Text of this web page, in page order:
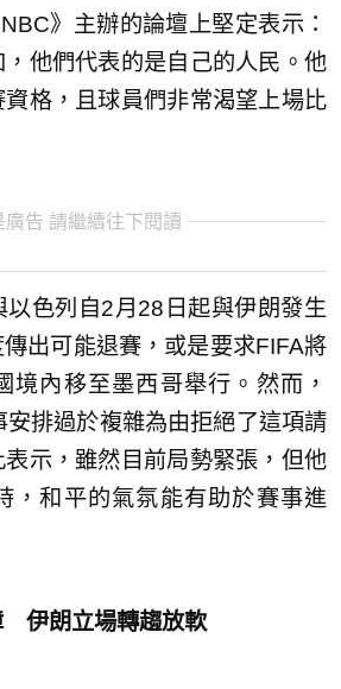
》主辦的論壇上堅定表示：
，他們代表的是自己的人民。他
格，且球員們非常渴望上場比
廣告 請繼續往下閱讀
以色列自2月28日起與伊朗發生
出可能退賽，或是要求FIFA將
境內移至墨西哥舉行。然而，
安排過於複雜為由拒絕了這項請
示，雖然目前局勢緊張，但他
，和平的氣氛能有助於賽事進
伊朗立場轉趨放軟